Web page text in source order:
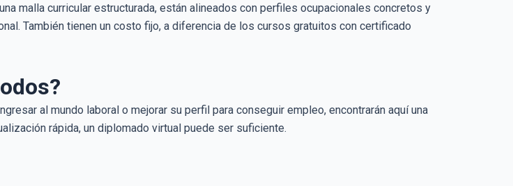
malla curricular estructurada, están alineados con perfiles ocupacionales concretos y
También tienen un costo fijo, a diferencia de los cursos gratuitos con certificado
al mundo laboral o mejorar su perfil para conseguir empleo, encontrarán aquí una
rápida, un diplomado virtual puede ser suficiente.